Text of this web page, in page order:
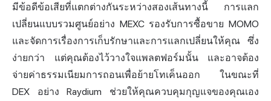
มีข้อดีข้อเสียที่แตกต่างกันระหว่างสองเส้นทางนี้ การแลก
เปลี่ยนแบบรวมศูนย์อย่าง MEXC รองรับการซื้อขาย MOMO
และจัดการเรื่องการเก็บรักษาและการแลกเปลี่ยนให้คุณ ซึ่ง
ง่ายกว่า แต่คุณต้องไว้วางใจแพลตฟอร์มนั้น และอาจต้อง
จ่ายค่าธรรมเนียมการถอนเพื่อย้ายโทเค็นออก ในขณะที่
DEX อย่าง Raydium ช่วยให้คุณควบคุมกุญแจของคุณเอง